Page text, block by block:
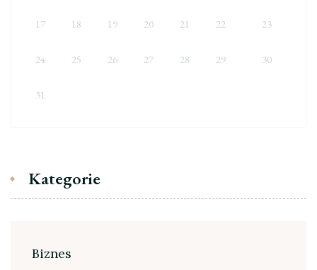
17 18 19 20 21 22 23
24 25 26 27 28 29 30
31
Kategorie
Biznes